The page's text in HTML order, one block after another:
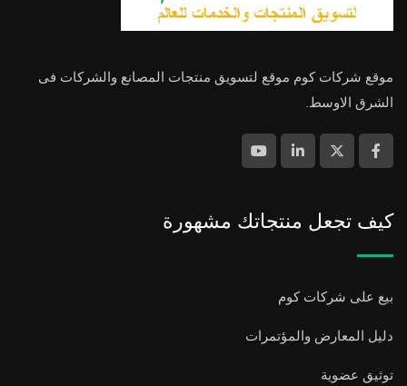
موقع شركات كوم موقع لتسويق منتجات المصانع والشركات فى
الشرق الاوسط.
كيف تجعل منتجاتك مشهورة
بيع على شركات كوم
دليل المعارض والمؤتمرات
توثيق عضوية